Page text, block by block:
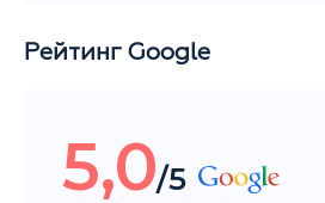
Читать все отзывы
НАШИ ПОКУПАТЕЛИ